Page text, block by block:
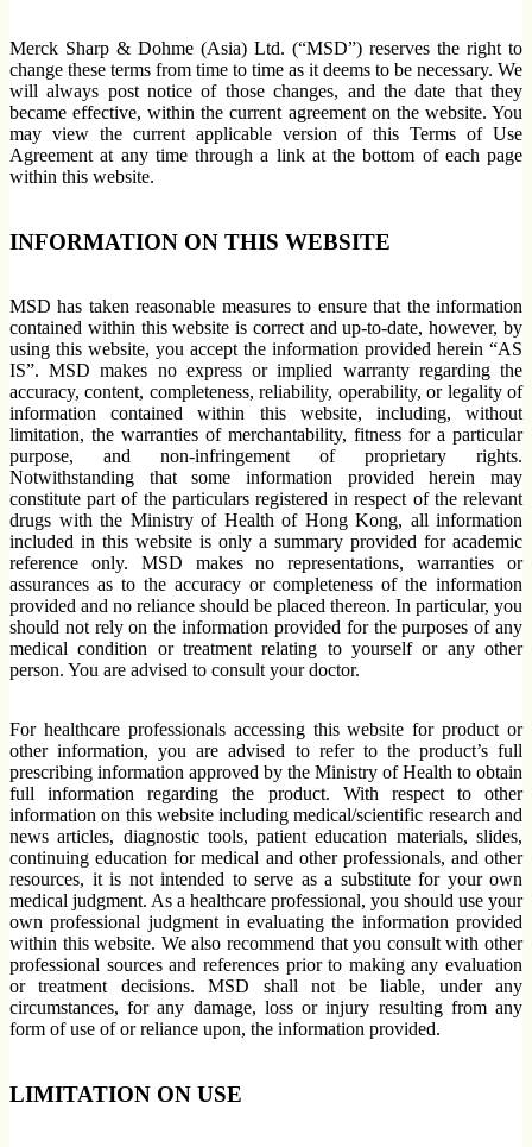
Merck Sharp & Dohme (Asia) Ltd. (“MSD”) reserves the right to
change these terms from time to time as it deems to be necessary. We
will always post notice of those changes, and the date that they
became effective, within the current agreement on the website. You
may view the current applicable version of this Terms of Use
Agreement at any time through a link at the bottom of each page
within this website.
INFORMATION ON THIS WEBSITE
MSD has taken reasonable measures to ensure that the information
contained within this website is correct and up-to-date, however, by
using this website, you accept the information provided herein “AS
IS”. MSD makes no express or implied warranty regarding the
accuracy, content, completeness, reliability, operability, or legality of
information contained within this website, including, without
limitation, the warranties of merchantability, fitness for a particular
purpose, and non-infringement of proprietary rights.
Notwithstanding that some information provided herein may
constitute part of the particulars registered in respect of the relevant
drugs with the Ministry of Health of Hong Kong, all information
included in this website is only a summary provided for academic
reference only. MSD makes no representations, warranties or
assurances as to the accuracy or completeness of the information
provided and no reliance should be placed thereon. In particular, you
should not rely on the information provided for the purposes of any
medical condition or treatment relating to yourself or any other
person. You are advised to consult your doctor.
For healthcare professionals accessing this website for product or
other information, you are advised to refer to the product’s full
prescribing information approved by the Ministry of Health to obtain
full information regarding the product. With respect to other
information on this website including medical/scientific research and
news articles, diagnostic tools, patient education materials, slides,
continuing education for medical and other professionals, and other
resources, it is not intended to serve as a substitute for your own
medical judgment. As a healthcare professional, you should use your
own professional judgment in evaluating the information provided
within this website. We also recommend that you consult with other
professional sources and references prior to making any evaluation
or treatment decisions. MSD shall not be liable, under any
circumstances, for any damage, loss or injury resulting from any
form of use of or reliance upon, the information provided.
LIMITATION ON USE